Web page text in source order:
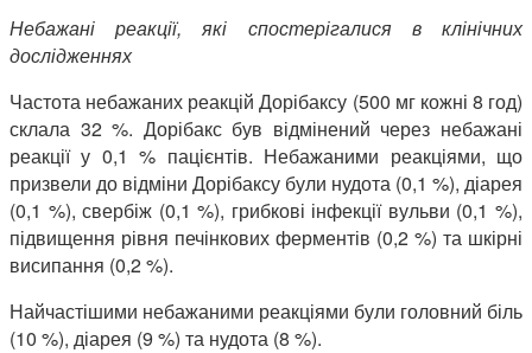
Небажані реакції, які спостерігалися в клінічних
дослідженнях
Частота небажаних реакцій Дорібаксу (500 мг кожні 8 год)
склала 32 %. Дорібакс був відмінений через небажані
реакції у 0,1 % пацієнтів. Небажаними реакціями, що
призвели до відміни Дорібаксу були нудота (0,1 %), діарея
(0,1 %), свербіж (0,1 %), грибкові інфекції вульви (0,1 %),
підвищення рівня печінкових ферментів (0,2 %) та шкірні
висипання (0,2 %).
Найчастішими небажаними реакціями були головний біль
(10 %), діарея (9 %) та нудота (8 %).